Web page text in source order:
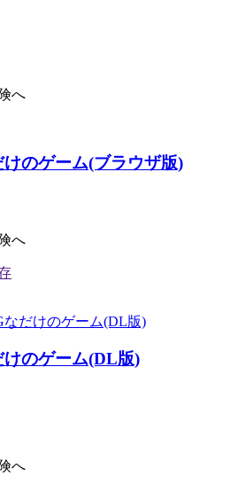
へ
のゲーム(ブラウザ版)
へ
のゲーム(DL版)
へ